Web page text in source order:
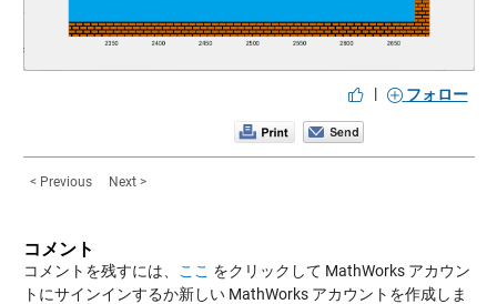
| フォロー
< Previous Next >
コメント
コメントを残すには、 ここ をクリックして MathWorks アカウン
トにサインインするか新しい MathWorks アカウントを作成しま